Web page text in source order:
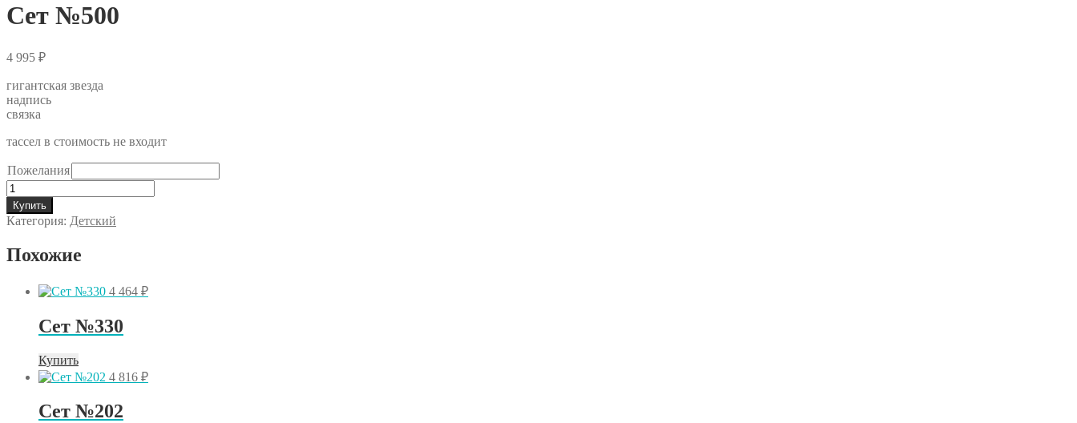
Сет №500
4 995 ₽
гигантская звезда
надпись
связка
тассел в стоимость не входит
Пожелания
Количество
товара
Сет
№500
Купить
Категория: Детский
Похожие
4 464 ₽
Сет №330
Купить
4 816 ₽
Сет №202